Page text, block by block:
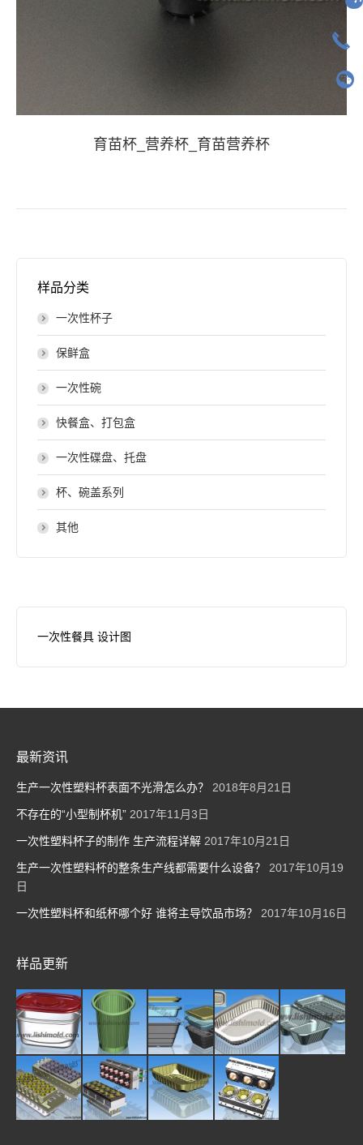
育苗杯_营养杯_育苗营养杯
样品分类
一次性杯子
保鲜盒
一次性碗
快餐盒、打包盒
一次性碟盘、托盘
杯、碗盖系列
其他
一次性餐具 设计图
最新资讯
生产一次性塑料杯表面不光滑怎么办？ 2018年8月21日
不存在的“小型制杯机” 2017年11月3日
一次性塑料杯子的制作 生产流程详解 2017年10月21日
生产一次性塑料杯的整条生产线都需要什么设备？
2017年10月19
日
一次性塑料杯和纸杯哪个好 谁将主导饮品市场？ 2017年10月16日
样品更新